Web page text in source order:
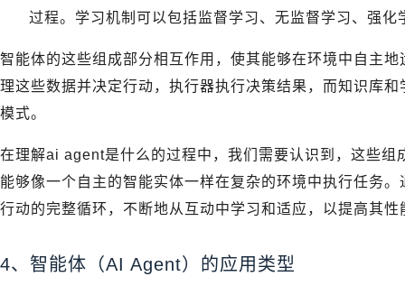
过程。学习机制可以包括监督学习、无监督学习、强化
智能体的这些组成部分相互作用，使其能够在环境中自主
理这些数据并决定行动，执行器执行决策结果，而知识库
模式。
在理解ai agent是什么的过程中，我们需要认识到，这些组
能够像一个自主的智能实体一样在复杂的环境中执行任务。
行动的完整循环，不断地从互动中学习和适应，以提高其性
4、智能体（AI Agent）的应用类型